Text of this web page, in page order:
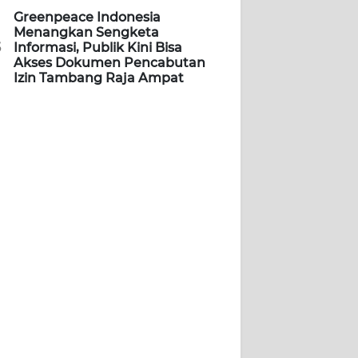
Greenpeace Indonesia
Menangkan Sengketa
Informasi, Publik Kini Bisa
Akses Dokumen Pencabutan
Izin Tambang Raja Ampat